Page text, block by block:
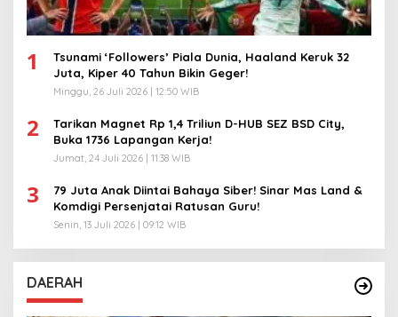
1
Tsunami ‘Followers’ Piala Dunia, Haaland Keruk 32
Juta, Kiper 40 Tahun Bikin Geger!
Minggu, 26 Juli 2026 | 12:50 WIB
2
Tarikan Magnet Rp 1,4 Triliun D-HUB SEZ BSD City,
Buka 1736 Lapangan Kerja!
Jumat, 24 Juli 2026 | 11:38 WIB
3
79 Juta Anak Diintai Bahaya Siber! Sinar Mas Land &
Komdigi Persenjatai Ratusan Guru!
Senin, 13 Juli 2026 | 09:12 WIB
DAERAH